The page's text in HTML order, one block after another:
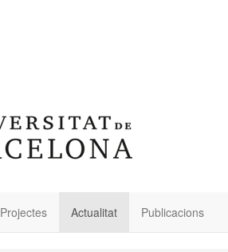
Projectes Actualitat Publicacions